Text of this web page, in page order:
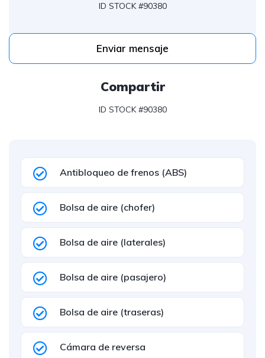
ID STOCK #90380
Enviar mensaje
Compartir
ID STOCK #90380
Antibloqueo de frenos (ABS)
Bolsa de aire (chofer)
Bolsa de aire (laterales)
Bolsa de aire (pasajero)
Bolsa de aire (traseras)
Cámara de reversa